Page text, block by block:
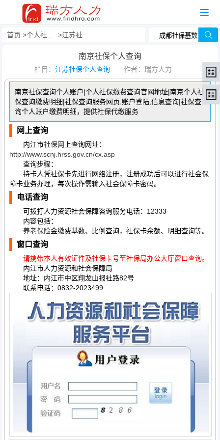
首页 个人社保查询 江苏社保个人查询
南京社保个人查询
栏目： 江苏社保个人查询 作者：瑞方人力
南京社保查询个人账户|个人社保缴费查询官网地址|南京个人社
保查询缴费明细|社保查询服务网页,账户登陆,信息查询|社保查
询个人账户缴费明细，提供社保代缴服务
网上查询
内江市社保网 上查询网址：
http://www.scnj.hrss.gov.cn/cx.asp
查询步骤：
持卡人凭社保卡先进行网络注册，注册成功后可以进行社会保
障卡业务办理，每次操作需输入社会保障卡密码。
电话查询
可拨打人力资源社会保障咨询服务电话：12333
内容包括：
养老保险金缴费基数、比例查询，社保卡余额、明细查询等。
窗口查询
请携带本人有效证件及社保卡号至社保局办公大厅窗口查询。
内江市人力资源和社会保障局
地址：内江市中区翔龙山报社路82号
联系电话：0832-2023499